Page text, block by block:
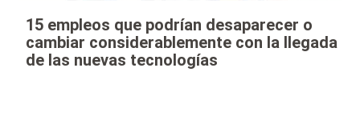
15 empleos que podrían desaparecer o
cambiar considerablemente con la llegada
de las nuevas tecnologías